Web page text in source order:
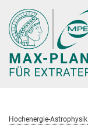
Hauptinhalt
Hochenergie-Astrophysik